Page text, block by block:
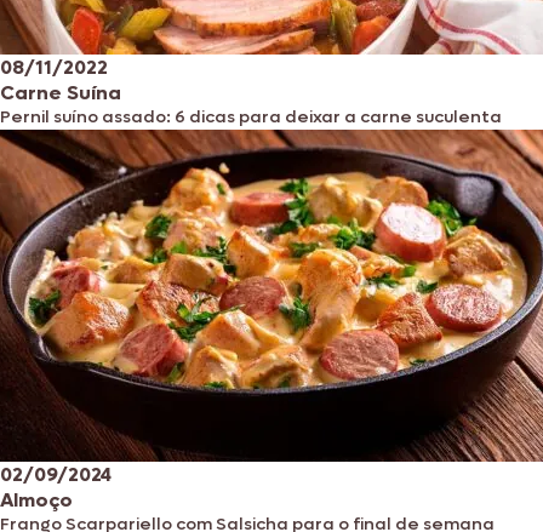
08/11/2022
Carne Suína
Pernil suíno assado: 6 dicas para deixar a carne suculenta
02/09/2024
Almoço
Frango Scarpariello com Salsicha para o final de semana